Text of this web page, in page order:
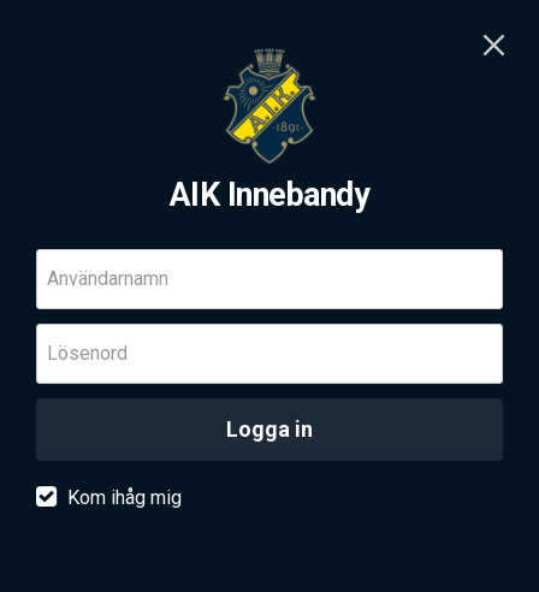
AIK Innebandy
Användarnamn
Lösenord
Logga in
Kom ihåg mig